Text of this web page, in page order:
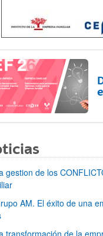
subpáginas
subpáginas
subpáginas
gestion de los
AM. El éxito de una
transformación de la